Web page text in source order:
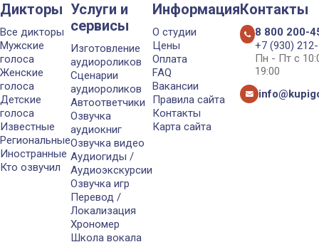
Дикторы
Все дикторы
Мужские
голоса
Женские
голоса
Детские
голоса
Известные
Региональные
Иностранные
Кто озвучил
Услуги и
сервисы
Изготовление
аудиороликов
Сценарии
аудиороликов
Автоответчики
Озвучка
аудиокниг
Озвучка видео
Аудиогиды /
Аудиоэкскурсии
Озвучка игр
Перевод /
Локализация
Хрономер
Школа вокала
Информация
О студии
Цены
Оплата
FAQ
Вакансии
Правила сайта
Контакты
Карта сайта
Контакты
8 800 200-
+7 (930)
Пн - Пт с
19:00